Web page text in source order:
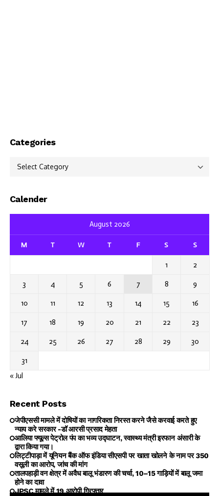
Categories
Categories
Calender
August 2026
M T W T F S S
1 2
3 4 5 6 7 8 9
10 11 12 13 14 15 16
17 18 19 20 21 22 23
24 25 26 27 28 29 30
31
« Jul
Recent Posts
जेपीएससी मामले में दोषियों का नागरिकता निरस्त करने जैसे करवाई करते हुए
न्याय करे सरकार -डॉ आरसी प्रसाद मेहता
आलिया फ्यूल्स पेट्रोल पंप का भव्य उद्घाटन, स्वास्थ्य मंत्री इरफान अंसारी के
द्वारा किया गया।
लिट्टीपाड़ा में यूनियन बैंक ऑफ इंडिया सीएसपी पर खाता खोलने के नाम पर ₹350
वसूली का आरोप, जांच की मांग
तालपहाड़ी वन क्षेत्र में अवैध बालू भंडारण की चर्चा, 10–15 गाड़ियों में बालू जमा
होने का दावा
JPSC मामले में 19 आरोपी गिरफ्तार